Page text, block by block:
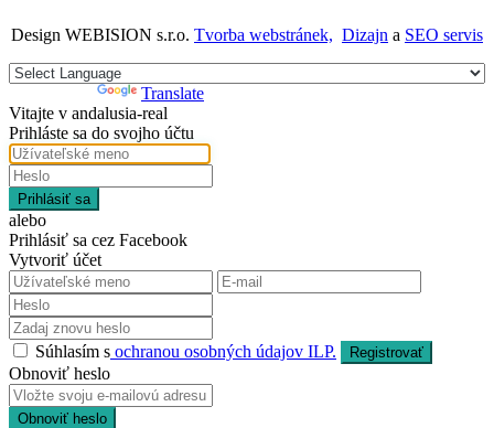
Design WEBISION s.r.o. Tvorba webstránek, Dizajn a SEO servis
Translate
Vitajte v andalusia-real
Prihláste sa do svojho účtu
Prihlásiť sa
alebo
Prihlásiť sa cez Facebook
Vytvoriť účet
Súhlasím s ochranou osobných údajov ILP. Registrovať
Obnoviť heslo
Obnoviť heslo